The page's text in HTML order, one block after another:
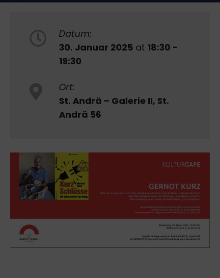
Datum:
30. Januar 2025 at 18:30 -
19:30
Ort:
St. Andrä – Galerie II, St.
Andrä 56